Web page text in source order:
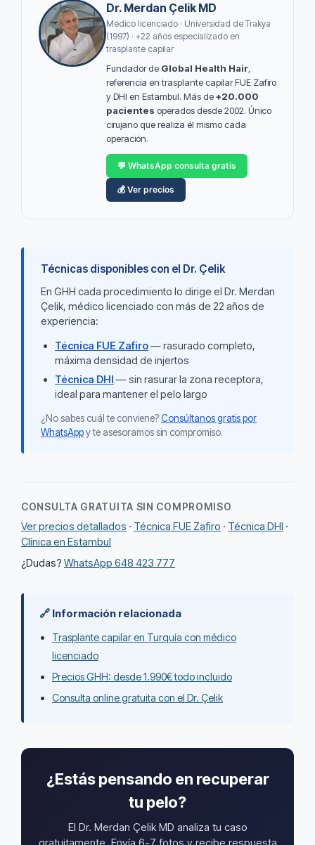
Dr. Merdan Çelik MD
Médico licenciado · Universidad de Trakya
(1997) · +22 años especializado en
trasplante capilar
Fundador de Global Health Hair
referencia en trasplante capilar FUE Zafiro
y DHI en Estambul. Más de+20.000
pacientes operados desde 2002. Único
cirujano que realiza él mismo cada
operación.
💬 WhatsApp consulta gratis
💰 Ver precios
Técnicas disponibles con el Dr. Çelik
En GHH cada procedimiento lo dirige el Dr. Merdan
Çelik, médico licenciado con más de 22 años de
experiencia:
Técnica FUE Zafiro— rasurado completo,
máxima densidad de injertos
Técnica DHI — sin rasurar la zona receptora,
ideal para mantener el pelo largo
¿No sabes cuál te conviene?Consúltanos gratis por
WhatsAppy te asesoramos sin compromiso.
CONSULTA GRATUITA SIN COMPROMISO
Ver precios detallados · Técnica FUE Zafiro · Técnica DHI ·
Clínica en Estambul
¿Dudas? WhatsApp 648 423 777
🔗 Información relacionada
Trasplante capilar en Turquía con médico
licenciado
Precios GHH: desde 1.990€ todo incluido
Consulta online gratuita con el Dr. Çelik
¿Estás pensando en recuperar
tu pelo?
El Dr. Merdan Çelik MD analiza tu caso